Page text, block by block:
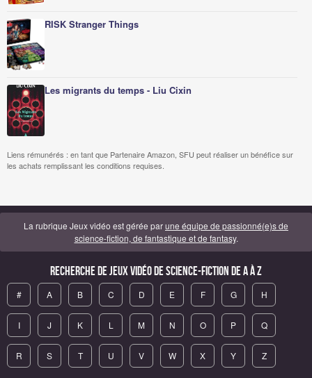
RISK Stranger Things
Les migrants du temps - Liu Cixin
Liens rémunérés : en tant que Partenaire Amazon, SFU peut réaliser un bénéfice sur
les achats remplissant les conditions requises.
La rubrique Jeux vidéo est gérée parune équipe de passionné(e)s de
science-fiction, de fantastique et de fantasy.
Recherche de Jeux vidéo de science-fiction de A à Z
# A B C D E F G H
I J K L M N O P Q
R S T U V W X Y Z